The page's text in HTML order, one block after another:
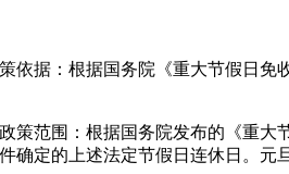
依据：根据国务院《重大节假日
策范围：根据国务院发布的《重
定的上述法定节假日连休日。元